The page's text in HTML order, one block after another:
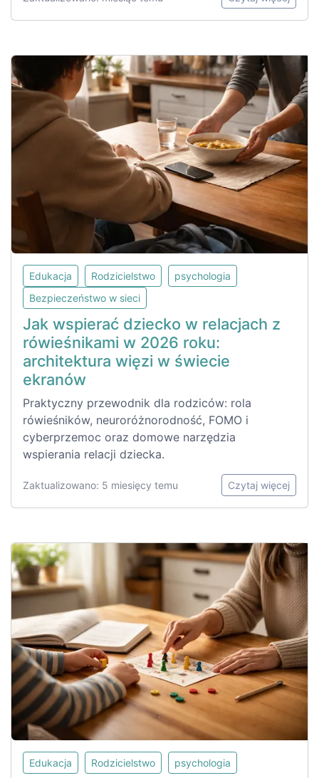
Edukacja Rodzicielstwo
psychologia
Bezpieczeństwo w sieci
Jak wspierać dziecko w relacjach z
rówieśnikami w 2026 roku:
architektura więzi w świecie
ekranów
Praktyczny przewodnik dla rodziców: rola
rówieśników, neuroróżnorodność, FOMO i
cyberprzemoc oraz domowe narzędzia
wspierania relacji dziecka.
Zaktualizowano: 5 miesięcy temu Czytaj więcej
Edukacja Rodzicielstwo psychologia